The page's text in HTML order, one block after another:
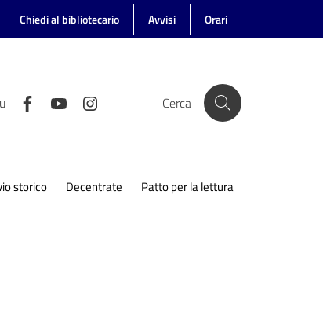
Chiedi al bibliotecario Avvisi Orari
Cerca
storico Decentrate Patto per la lettura